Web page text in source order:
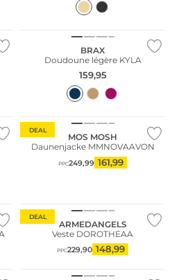
BRAX
Doudoune légère KYLA
159,95
DEAL
MOS MOSH
Daunenjacke MMNOVAAVON
PPC249,99 161,99
DEAL
ARMEDANGELS
Veste DOROTHEAA
PPC229,90 148,99